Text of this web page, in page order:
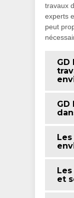
travaux
experts
peut
GD
GD
et